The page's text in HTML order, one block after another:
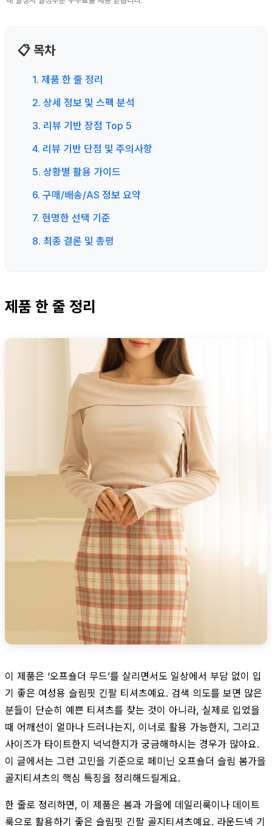
📋 목차
1. 제품 한 줄 정리
2. 상세 정보 및 스펙 분석
3. 리뷰 기반 장점 Top 5
4. 리뷰 기반 단점 및 주의사항
5. 상황별 활용 가이드
6. 구매/배송/AS 정보 요약
7. 현명한 선택 기준
8. 최종 결론 및 총평
제품 한 줄 정리
이 제품은 ‘오프숄더 무드’를 살리면서도 일상에서 부담 없이 입
기 좋은 여성용 슬림핏 긴팔 티셔츠예요. 검색 의도를 보면 많은
분들이 단순히 예쁜 티셔츠를 찾는 것이 아니라, 실제로 입었을
때 어깨선이 얼마나 드러나는지, 이너로 활용 가능한지, 그리고
사이즈가 타이트한지 넉넉한지가 궁금해하시는 경우가 많아요.
이 글에서는 그런 고민을 기준으로 페미닌 오프숄더 슬림 봄가을
골지티셔츠의 핵심 특징을 정리해드릴게요.
한 줄로 정리하면, 이 제품은 봄과 가을에 데일리룩이나 데이트
룩으로 활용하기 좋은 슬림핏 긴팔 골지티셔츠예요. 라운드넥 기